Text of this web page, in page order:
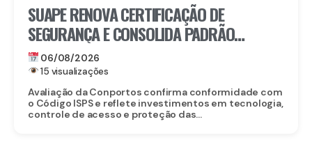
SUAPE RENOVA CERTIFICAÇÃO DE
SEGURANÇA E CONSOLIDA PADRÃO
INTERNACIONAL
06/08/2026
15 visualizações
Avaliação da Conportos confirma conformidade com
o Código ISPS e reflete investimentos em tecnologia,
controle de acesso e proteção das...